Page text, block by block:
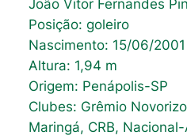
João Vitor Fernandes
Posição: goleiro
Nascimento: 15/06/2001
Altura: 1,94 m
Origem: Penápolis-SP
Clubes: Grêmio
Maringá, CRB,